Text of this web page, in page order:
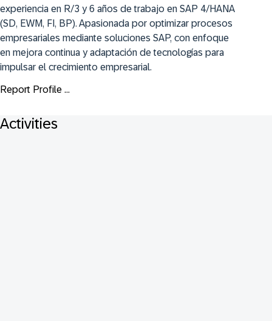
experiencia en R/3 y 6 años de trabajo en SAP 4/HANA
(SD, EWM, FI, BP). Apasionada por optimizar procesos
empresariales mediante soluciones SAP, con enfoque
en mejora continua y adaptación de tecnologías para
impulsar el crecimiento empresarial.
Report Profile ...
Activities